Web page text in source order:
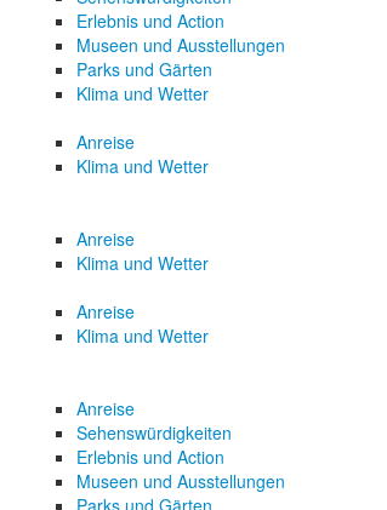
Erlebnis und Action
Museen und Ausstellungen
Parks und Gärten
Klima und Wetter
Anreise
Klima und Wetter
Anreise
Klima und Wetter
Anreise
Klima und Wetter
Anreise
Sehenswürdigkeiten
Erlebnis und Action
Museen und Ausstellungen
Parks und Gärten